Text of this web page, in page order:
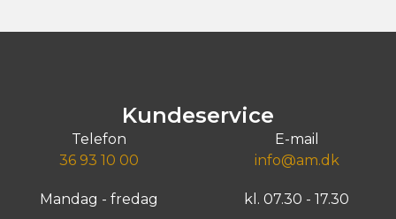
Kundeservice
Telefon
36 93 10 00
E-mail
info@am.dk
Mandag - fredag kl. 07.30 - 17.30